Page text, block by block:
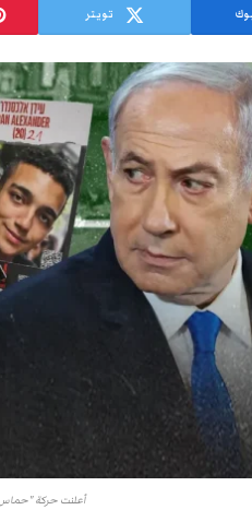
تويتر
أعلنت حركة "حماس"